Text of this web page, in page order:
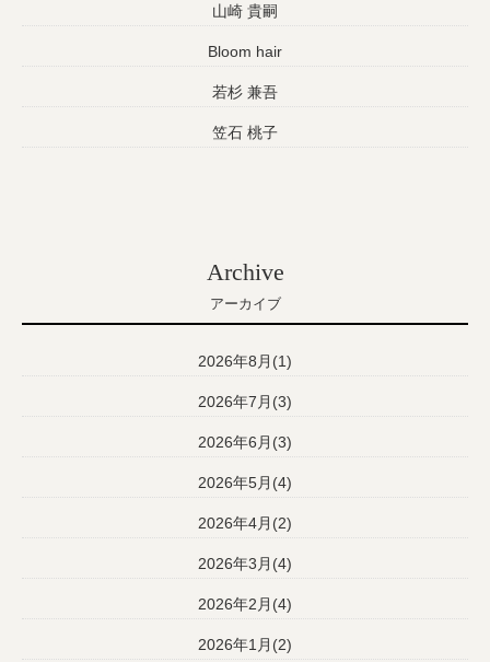
山崎 貴嗣
Bloom hair
若杉 兼吾
笠石 桃子
Archive
アーカイブ
2026年8月(1)
2026年7月(3)
2026年6月(3)
2026年5月(4)
2026年4月(2)
2026年3月(4)
2026年2月(4)
2026年1月(2)